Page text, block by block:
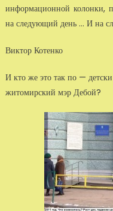
информационной колонки,
на следующий день ... И на
Виктор Котенко
И кто же это так по —
житомирский мэр Дебой?